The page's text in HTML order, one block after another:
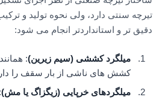
تیرچه سنتی دارد، ولی نحوه تولید و
دقیق تر و استانداردتر انجام می شود:
میلگرد کششی (سیم زیرین):
کشش های ناشی از بار سقف را
میلگردهای خرپایی (زیگزاگ یا مش)